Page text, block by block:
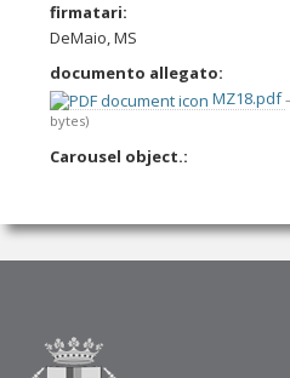
firmatari:
DeMaio, MS
documento allegato:
MZ18.pdf
bytes)
Carousel object.:
Contatti